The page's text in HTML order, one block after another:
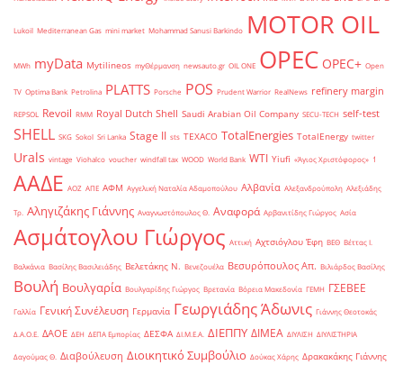
Lukoil Mediterranean Gas mini market Mohammad Sanusi Barkindo MOTOR OIL
MWh myData Mytilineos myΘέρμανση newsauto.gr OIL ONE OPEC OPEC+ Open
TV Optima Bank Petrolina PLATTS Porsche POS Prudent Warrior RealNews refinery margin
REPSOL Revoil RMM Royal Dutch Shell Saudi Arabian Oil Company SECU-TECH self-test
SHELL SKG Sokol Sri Lanka Stage II sts TEXACO TotalEnergies TotalEnergy twitter
Urals vintage Viohalco voucher windfall tax WOOD World Bank WTI Yiufi «Άγιος Χριστόφορος» ΄1
ΑΑΔΕ ΑΟΖ ΑΠΕ ΑΦΜ Αγγελική Ναταλία Αδαμοπούλου Αλβανία Αλεξανδρούπολη Αλεξιάδης
Τρ. Αληγιζάκης Γιάννης Αναγνωστόπουλος Θ. Αναφορά Αρβανιτίδης Γιώργος Ασία
Ασμάτογλου Γιώργος Αττική Αχτσιόγλου Έφη ΒΕΘ Βέττας Ι.
Βαλκάνια Βασίλης Βασιλειάδης Βελετάκης Ν. Βενεζουέλα Βεσυρόπουλος Απ. Βιλιάρδος Βασίλης
Βουλή Βουλγαρία Βουλγαρίδης Γιώργος Βρετανία Βόρεια Μακεδονία ΓΕΜΗ ΓΣΕΒΕΕ
Γαλλία Γενική Συνέλευση Γερμανία Γεωργιάδης Άδωνις Γιάννης Θεοτοκάς
Δ.Α.Ο.Ε. ΔΑΟΕ ΔΕΗ ΔΕΠΑ Εμπορίας ΔΕΣΦΑ ΔΙ.Μ.Ε.Α. ΔΙΕΠΠΥ ΔΙΜΕΑ ΔΙΥΛΙΣΗ ΔΙΥΛΙΣΤΗΡΙΑ
Δαγούμας Θ. Διαβούλευση Διοικητικό Συμβούλιο Δούκας Χάρης Δρακακάκης Γιάννης